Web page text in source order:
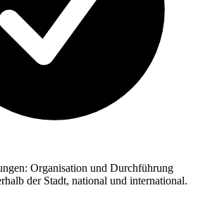
Organisation und Durchführung
der Stadt, national und international.